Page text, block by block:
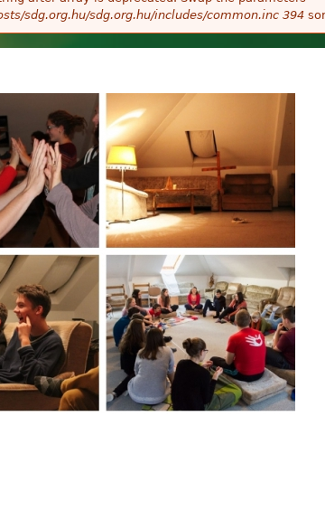
sdg.org.hu/sdg.org.hu/includes/common.inc 394